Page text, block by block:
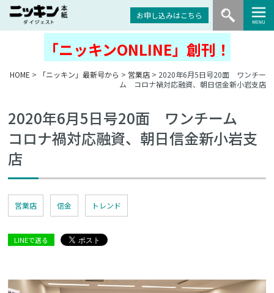
お申し込みはこちら
「ニッキンONLINE」創刊！
HOME > 「ニッキン」最新号から > 営業店> 2020年6月5日号20面 ワンチー
ム コロナ禍対応融資、朝日信金新小岩支店
2020年6月5日号20面 ワンチーム
コロナ禍対応融資、朝日信金新小岩支
店
営業店 信金 トレンド
LINEで送る